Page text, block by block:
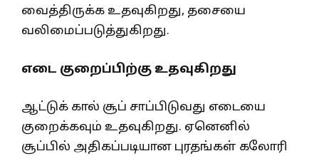
வைத்திருக்க உதவுகிறது, தசையை
வலிமைப்படுத்துகிறது.
எடை குறைப்பிற்கு உதவுகிறது
ஆட்டுக் கால் சூப் சாப்பிடுவது எடையை
குறைக்கவும் உதவுகிறது. ஏனெனில்
சூப்பில் அதிகப்படியான புரதங்கள் கலோரி